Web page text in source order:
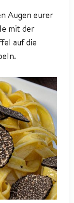
Augen eurer
mit der
auf die